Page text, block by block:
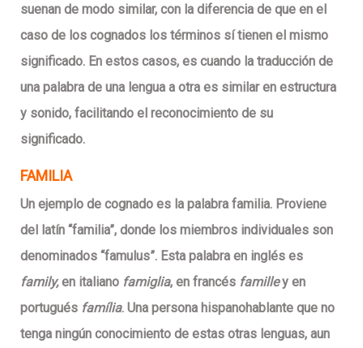
suenan de modo similar, con la diferencia de que en el
caso de los cognados los términos sí tienen el mismo
significado. En estos casos, es cuando la traducción de
una palabra de una lengua a otra es similar en estructura
y sonido, facilitando el reconocimiento de su
significado.
FAMILIA
Un ejemplo de cognado es la palabra familia. Proviene
del latín “familia”, donde los miembros individuales son
denominados “famulus”. Esta palabra en inglés es
family,en italiano famiglia, en francés familley en
portugués família. Una persona hispanohablante que no
tenga ningún conocimiento de estas otras lenguas, aun